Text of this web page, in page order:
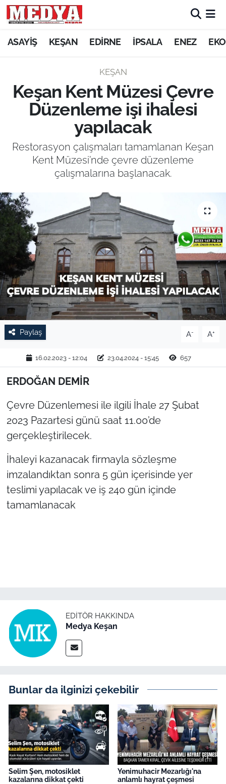
ASAYİŞ KEŞAN EDİRNE İPSALA ENEZ
KEŞAN
Keşan Kent Müzesi Çevre
Düzenleme işi ihalesi
yapılacak
Restorasyon çalışmaları tamamlanan Keşan
Kent Müzesi’nde çevre düzenleme
çalışmalarına başlanacak.
Paylaş A- A+
16.02.2023 - 12:04 23.04.2024 - 15:45 657
ERDOĞAN DEMİR
Çevre Düzenlemesi ile ilgili İhale 27 Şubat
2023 Pazartesi günü saat 11.00’de
gerçekleştirilecek.
İhaleyi kazanacak firmayla sözleşme
imzalandıktan sonra 5 gün içerisinde yer
teslimi yapılacak ve iş 240 gün içinde
tamamlanacak
EDITÖR HAKKINDA
Medya Keşan
Bunlar da ilginizi çekebilir
Selim Şen, motosiklet
kazalarına dikkat çekti
Yenimuhacir Mezarlığı'na
anlamlı hayrat çeşmesi
KEŞAN
ASAYİŞ
SİYASET
GÜNDEM
EKONOMİ
EĞİTİM
TARIM VE HAYVANCILIK
KÜLTÜR SANAT
RESMİ İLAN
SPOR
EDİRNE
TEKİRDAĞ
KIRKLARELİ
TÜRKİYE
Bölge
Flaş Haber
Dış Haberler
Magazin
İş Dünyası
Bilim Teknoloji
English News
Canlı Maç